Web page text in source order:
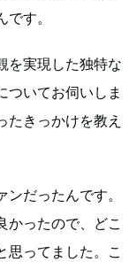
す。
を実現した独特な
ついてお伺いしま
たきっかけを教え
だったんです。
かったので、どこ
思ってました。こ